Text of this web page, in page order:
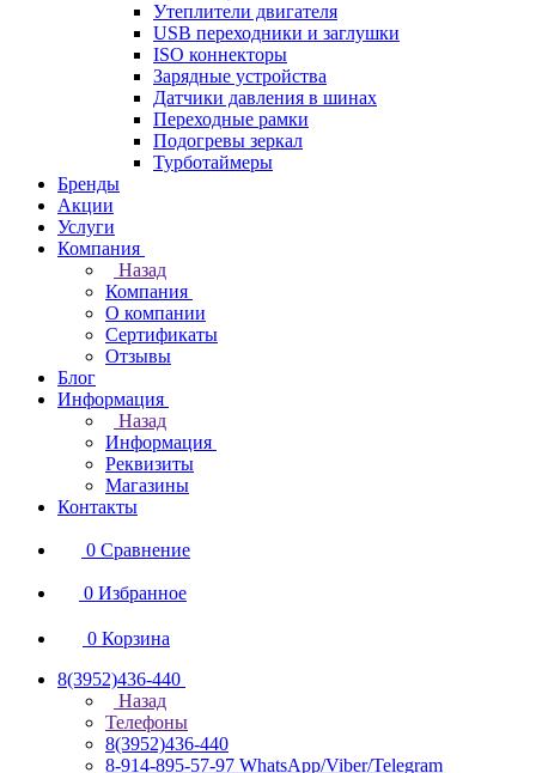
Утеплители двигателя
USB переходники и заглушки
ISO коннекторы
Зарядные устройства
Датчики давления в шинах
Переходные рамки
Подогревы зеркал
Турботаймеры
Бренды
Акции
Услуги
Компания
Назад
Компания
О компании
Сертификаты
Отзывы
Блог
Информация
Назад
Информация
Реквизиты
Магазины
Контакты
0 Сравнение
0 Избранное
0 Корзина
8(3952)436-440
Назад
Телефоны
8(3952)436-440
8-914-895-57-97 WhatsApp/Viber/Telegram